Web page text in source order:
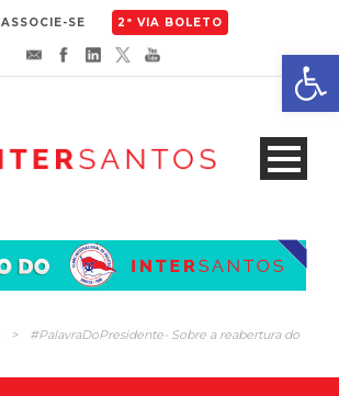
ASSOCIE-SE 2ª VIA BOLETO
>
#PalavraDoPresidente- Sobre a reabertura do
Abrir